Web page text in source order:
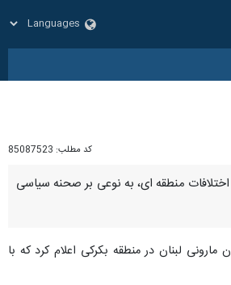
کد مطلب: 85087523